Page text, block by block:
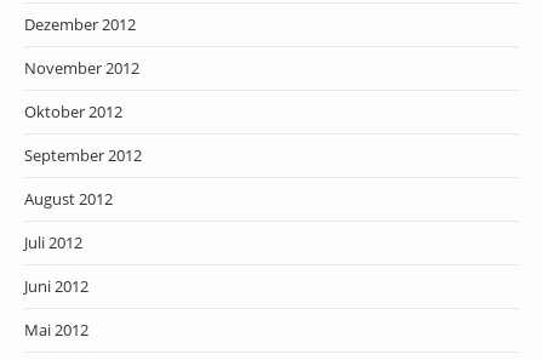
Dezember 2012
November 2012
Oktober 2012
September 2012
August 2012
Juli 2012
Juni 2012
Mai 2012